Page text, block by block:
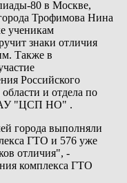
80 в Москве,
Трофимова Нина
ученикам
знаки отличия
Также в
Российского
и отдела по
"ЦСП НО" .
города выполняли
ГТО и 576 уже
отличия", -
комплекса ГТО